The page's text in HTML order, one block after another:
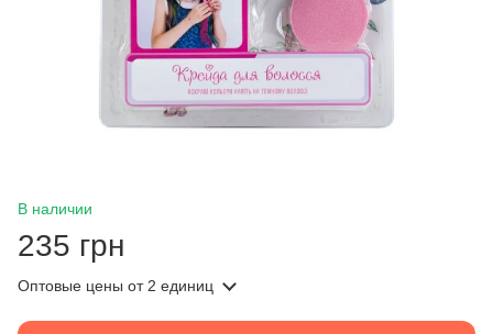
В наличии
235 грн
Оптовые цены от 2 единиц